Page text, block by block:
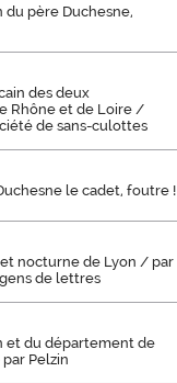
du père Duchesne,
des deux
Rhône et de Loire /
de sans-culottes
le cadet, foutre !
nocturne de Lyon / par
de lettres
et du département de
Pelzin